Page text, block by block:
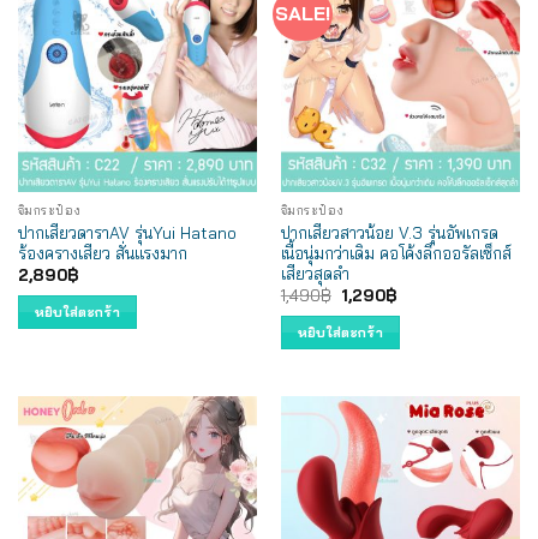
จิ๋มกระป๋อง
ปากเสียวดาราAV รุ่นYui Hatano
ร้องครางเสียว สั่นแรงมาก
2,890฿
หยิบใส่ตะกร้า
SALE!
จิ๋มกระป๋อง
ปากเสียวสาวน้อย V.3 รุ่นอัพเกรด
เนื้อนุ่มกว่าเดิม คอโค้งลึกออรัลเซ็กส์
เสียวสุดลำ
1,490฿ Original
price
was:
1,490฿.
1,290฿Current
หยิบใส่ตะกร้า